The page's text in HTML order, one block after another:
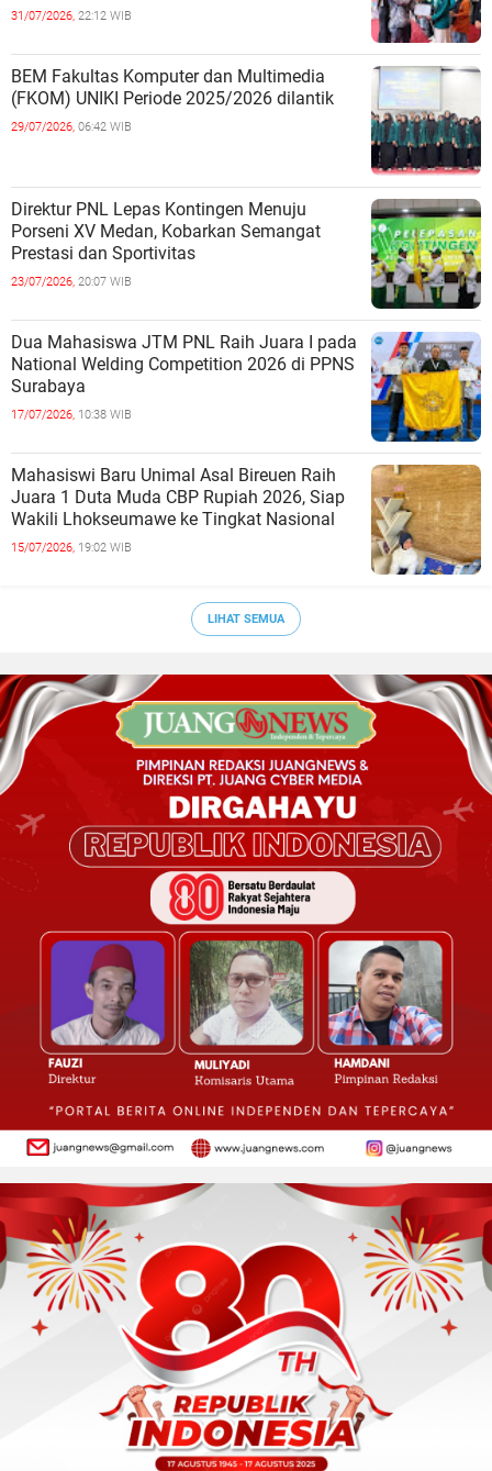
31/07/2026, 22:12 WIB
BEM Fakultas Komputer dan Multimedia
(FKOM) UNIKI Periode 2025/2026 dilantik
29/07/2026, 06:42 WIB
Direktur PNL Lepas Kontingen Menuju
Porseni XV Medan, Kobarkan Semangat
Prestasi dan Sportivitas
23/07/2026, 20:07 WIB
Dua Mahasiswa JTM PNL Raih Juara I pada
National Welding Competition 2026 di PPNS
Surabaya
17/07/2026, 10:38 WIB
Mahasiswi Baru Unimal Asal Bireuen Raih
Juara 1 Duta Muda CBP Rupiah 2026, Siap
Wakili Lhokseumawe ke Tingkat Nasional
15/07/2026, 19:02 WIB
LIHAT SEMUA